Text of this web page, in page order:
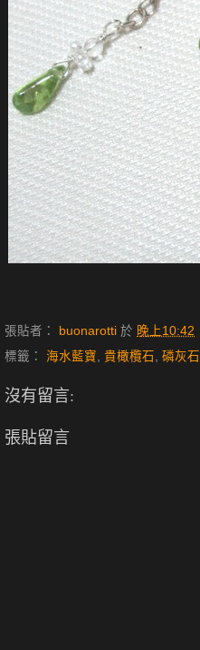
張貼者： buonarotti 於 晚上10:42
標籤： 海水藍寶 貴橄欖石 磷灰石
沒有留言:
張貼留言